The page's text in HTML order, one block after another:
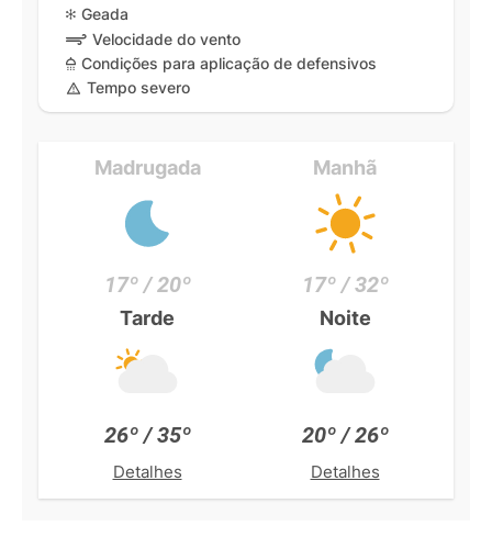
Geada
Velocidade do vento
Condições para aplicação de defensivos
Tempo severo
Madrugada
17º / 20º
Manhã
17º / 32º
Tarde
26º / 35º
Detalhes
Noite
20º / 26º
Detalhes